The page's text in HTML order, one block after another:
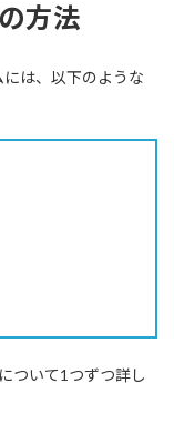
方法
は、以下のような
ついて1つずつ詳し